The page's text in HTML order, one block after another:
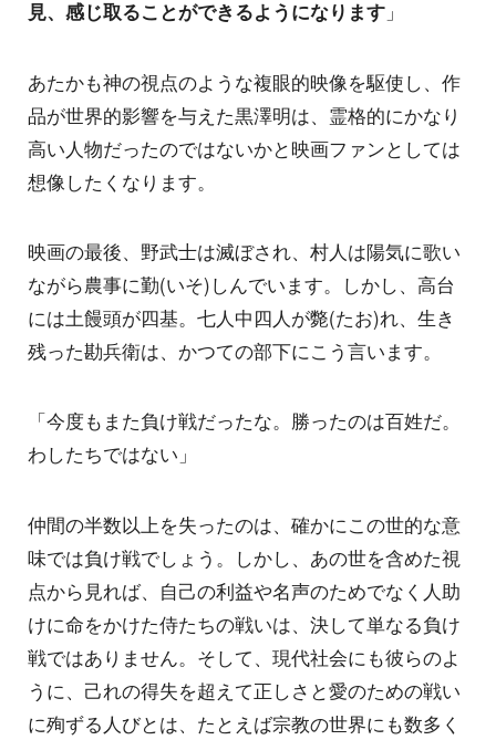
見、感じ取ることができるようになります 」
あたかも神の視点のような複眼的映像を駆使し、作
品が世界的影響を与えた黒澤明は、霊格的にかなり
高い人物だったのではないかと映画ファンとしては
想像したくなります。
映画の最後、野武士は滅ぼされ、村人は陽気に歌い
ながら農事に勤(いそ)しんでいます。しかし、高台
には土饅頭が四基。七人中四人が斃(たお)れ、生き
残った勘兵衛は、かつての部下にこう言います。
「今度もまた負け戦だったな。勝ったのは百姓だ。
わしたちではない」
仲間の半数以上を失ったのは、確かにこの世的な意
味では負け戦でしょう。しかし、あの世を含めた視
点から見れば、自己の利益や名声のためでなく人助
けに命をかけた侍たちの戦いは、決して単なる負け
戦ではありません。そして、現代社会にも彼らのよ
うに、己れの得失を超えて正しさと愛のための戦い
に殉ずる人びとは、たとえば宗教の世界にも数多く